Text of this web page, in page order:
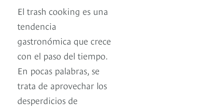
El trash cooking es una
tendencia
gastronómica que crece
con el paso del tiempo.
En pocas palabras, se
trata de aprovechar los
desperdicios de